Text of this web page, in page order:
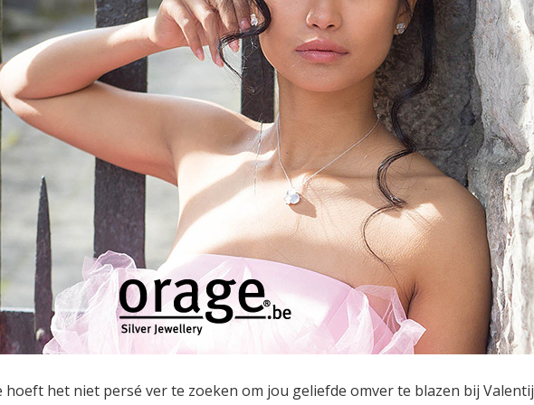
hoeft het niet persé ver te zoeken om jou geliefde omver te blazen bij